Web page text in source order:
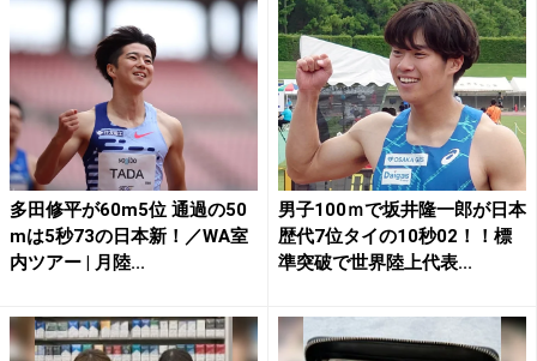
多田修平が60m5位 通過の50
mは5秒73の日本新！／WA室
内ツアー | 月陸...
男子100ｍで坂井隆一郎が日本
歴代7位タイの10秒02！！標
準突破で世界陸上代表...